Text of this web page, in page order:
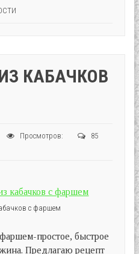
КАБАЧКОВ
Просмотров:
85
с фаршем
простое, быстрое
Предлагаю рецепт